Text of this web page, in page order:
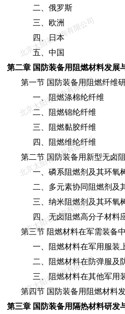
二、俄罗斯
三、欧洲
四、日本
五、中国
第二章 国防装备用阻燃材料发展
第一节 国防装备用阻燃纤维研
一、阻燃涤棉纶纤维
二、阻燃锦纶纤维
三、阻燃黏胶纤维
四、阻燃维纶纤维
第二节 国防装备用新型无卤阻
一、磷系阻燃剂及其环氧
二、多元素协同阻燃剂及其
三、纳米阻燃剂及其环氧
四、无卤阻燃高分子材料
第三节 阻燃材料在军需装备中
一、阻燃材料在军用服装上
二、阻燃材料在防弹服及防
三、阻燃材料在其他军用装
第四节 国防装备用阻燃材料
第三章 国防装备用隔热材料研发
北京太阳谷咨询有限公司
北京太阳谷咨询有限公司
北京太阳谷咨询有限公司
北京太阳谷咨询有限公司
北京太阳谷咨询有限公司